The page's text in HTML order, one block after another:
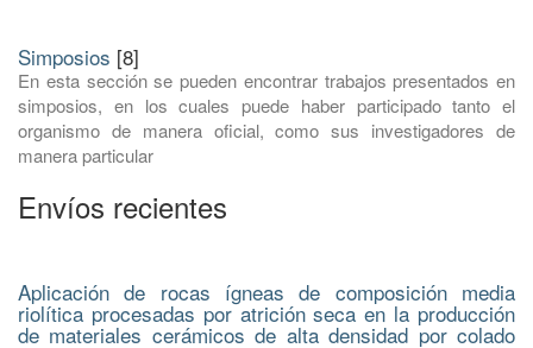
Simposios [8]
En esta sección se pueden encontrar trabajos presentados en
simposios, en los cuales puede haber participado tanto el
organismo de manera oficial, como sus investigadores de
manera particular
Envíos recientes
Aplicación de rocas ígneas de composición media
riolítica procesadas por atrición seca en la producción
de materiales cerámicos de alta densidad por colado